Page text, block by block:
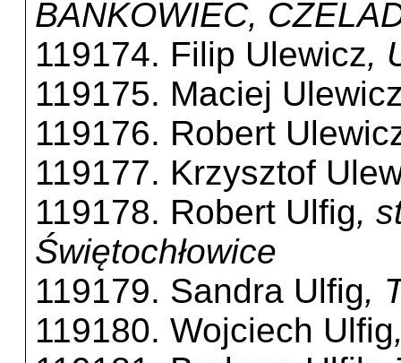
BANKOWIEC,
119174. Filip Ulewicz,
119175. Maciej
119176. Robert
119177. Krzysztof
119178. Robert Ulfig,
Świętochłowice
119179. Sandra Ulfig,
119180. Wojciech Ulfig